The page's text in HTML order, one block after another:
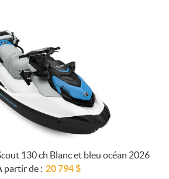
130 ch Blanc et bleu océan 2026
partir de : 20 794$